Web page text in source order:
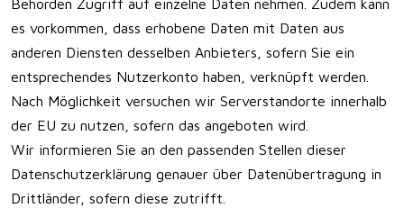
Behörden Zugriff auf einzelne Daten nehmen. Zudem kann
es vorkommen, dass erhobene Daten mit Daten aus
anderen Diensten desselben Anbieters, sofern Sie ein
entsprechendes Nutzerkonto haben, verknüpft werden.
Nach Möglichkeit versuchen wir Serverstandorte innerhalb
der EU zu nutzen, sofern das angeboten wird.
Wir informieren Sie an den passenden Stellen dieser
Datenschutzerklärung genauer über Datenübertragung in
Drittländer, sofern diese zutrifft.